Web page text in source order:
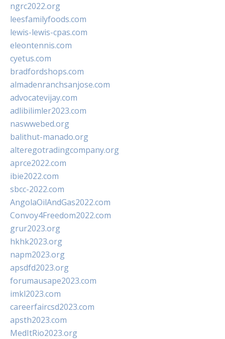
ngrc2022.org
leesfamilyfoods.com
lewis-lewis-cpas.com
eleontennis.com
cyetus.com
bradfordshops.com
almadenranchsanjose.com
advocatevijay.com
adlibilimler2023.com
naswwebed.org
balithut-manado.org
alteregotradingcompany.org
aprce2022.com
ibie2022.com
sbcc-2022.com
AngolaOilAndGas2022.com
Convoy4Freedom2022.com
grur2023.org
hkhk2023.org
napm2023.org
apsdfd2023.org
forumausape2023.com
imkl2023.com
careerfaircsd2023.com
apsth2023.com
MedItRio2023.org